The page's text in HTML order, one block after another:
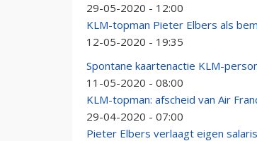
29-05-2020 - 12:00
KLM-topman Pieter Elbers als
12-05-2020 - 19:35
Spontane kaartenactie KLM-
11-05-2020 - 08:00
KLM-topman: afscheid van Air
29-04-2020 - 07:00
Pieter Elbers verlaagt eigen salaris